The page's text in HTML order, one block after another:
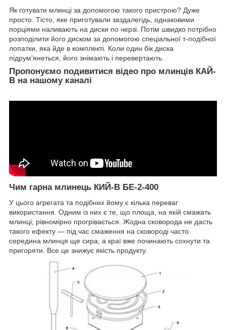
Як готувати млинці за допомогою такого пристрою? Дуже
просто. Тісто, яке приготували заздалегідь, однаковими
порціями наливають на диски по черзі. Потім швидко потрібно
розподілити його диском за допомогою спеціальної т-подібної
лопатки, яка йде в комплекті. Коли один бік диска
підрум'янеться, його знімають і перевертають.
Пропонуємо подивитися відео про млинців КАЙ-
В на нашому каналі
Чим гарна млинець КИЙ-В БЕ-2-400
У цього агрегата та подібних йому є кілька переваг
використання. Одним із них є те, що площа, на якій смажать
млинці, рівномірно прогрівається. Жодна сковорода не дасть
такого ефекту — під час смаження на сковороді часто
середина млинця ще сира, а краї вже починають сохнути та
пригоряти. Все це знижує якість продукту.